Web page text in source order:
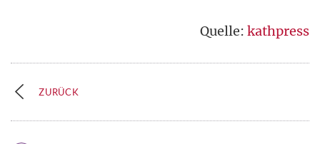
Quelle: kathpress
ZURÜCK